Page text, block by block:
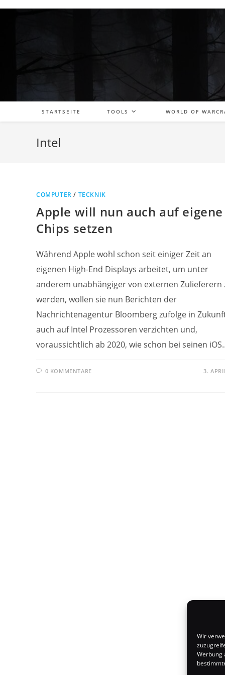
Wir
Werbung
STARTSEITE TOOLS WORLD OF
Intel
COMPUTER / TECKNIK
Apple will nun auch auf eigene
Chips setzen
Während Apple wohl schon seit einiger Zeit an
eigenen High-End Displays arbeitet, um unter
anderem unabhängiger von externen Zulieferern
werden, wollen sie nun Berichten der
Nachrichtenagentur Bloomberg zufolge in
auch auf Intel Prozessoren verzichten und,
voraussichtlich ab 2020, wie schon bei seinen
0 KOMMENTARE 3.